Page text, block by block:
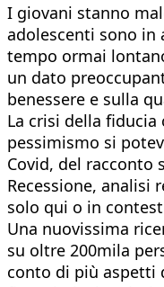
I giovani stanno
adolescenti sono in
tempo ormai
un dato
benessere e sulla
La crisi della
pessimismo si
Covid, del racconto
Recessione,
solo qui o in
Una nuovissima
su oltre 200mila
conto di più aspetti